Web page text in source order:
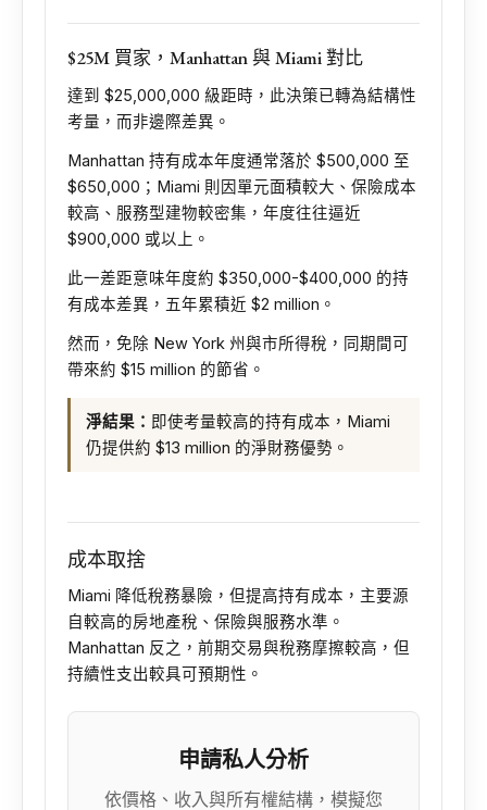
$25M 買家，Manhattan 與 Miami 對比
達到 $25,000,000 級距時，此決策已轉為結構性
考量，而非邊際差異。
Manhattan 持有成本年度通常落於 $500,000 至
$650,000；Miami 則因單元面積較大、保險成本
較高、服務型建物較密集，年度往往逼近
$900,000 或以上。
此一差距意味年度約 $350,000-$400,000 的持
有成本差異，五年累積近 $2 million。
然而，免除 New York 州與市所得稅，同期間可
帶來約 $15 million 的節省。
淨結果： 即使考量較高的持有成本，Miami
仍提供約 $13 million 的淨財務優勢。
成本取捨
Miami 降低稅務暴險，但提高持有成本，主要源
自較高的房地產稅、保險與服務水準。
Manhattan 反之，前期交易與稅務摩擦較高，但
持續性支出較具可預期性。
申請私人分析
依價格、收入與所有權結構，模擬您